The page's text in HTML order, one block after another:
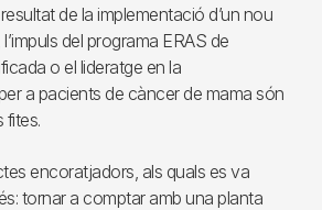
de la implementació d’un nou
del programa ERAS de
o el lideratge en la
a pacients de càncer de mama són
fites.
encoratjadors, als quals es va
tornar a comptar amb una planta